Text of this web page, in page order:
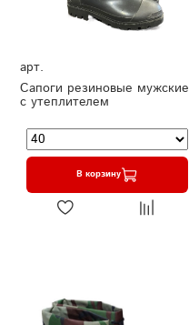
арт.
Сапоги резиновые мужские
с утеплителем
В корзину